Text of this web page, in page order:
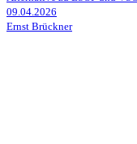
09.04.2026
Ernst Brückner